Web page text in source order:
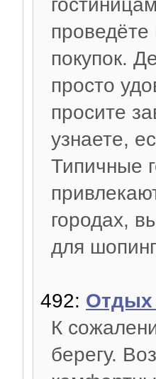
покупок.
просто
просите
узнаете,
Типичные
городах,
для
492: Отдых
К
берегу.